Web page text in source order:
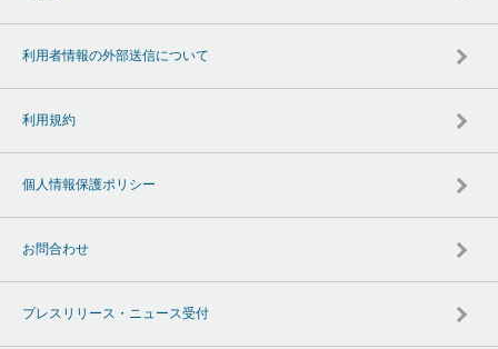
利用者情報の外部送信について
利用規約
個人情報保護ポリシー
お問合わせ
プレスリリース・ニュース受付